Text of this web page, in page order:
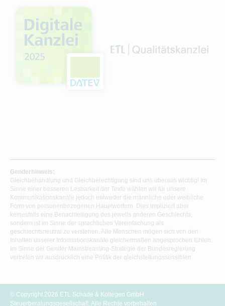
Genderhinweis:
Gleichbehandlung und Gleichberechtigung sind uns überaus wichtig! Im
Sinne einer besseren Lesbarkeit der Texte wählen wir für unsere
Kommunikationskanäle jedoch entweder die männliche oder weibliche
Form von personenbezogenen Hauptwörtern. Dies impliziert aber
keinesfalls eine Benachteiligung des jeweils anderen Geschlechts,
sondern ist im Sinne der sprachlichen Vereinfachung als
geschlechtsneutral zu verstehen. Alle Menschen mögen sich von den
Inhalten unserer Informationskanäle gleichermaßen angesprochen fühlen.
Im Sinne der Gender Mainstreaming-Strategie der Bundesregierung
vertreten wir ausdrücklich eine Politik der gleichstellungssensiblen
© Copyright 2026 ETL Schade & Kollegen GmbH
Steuerberatungsgesellschaft. Alle Rechte vorbehalten.